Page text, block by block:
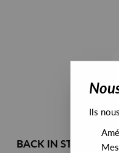
BACK IN STOCK
Ils